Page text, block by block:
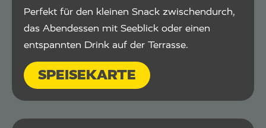
Perfekt für den kleinen Snack zwischendurch,
das Abendessen mit Seeblick oder einen
entspannten Drink auf der Terrasse.
SPEISEKARTE